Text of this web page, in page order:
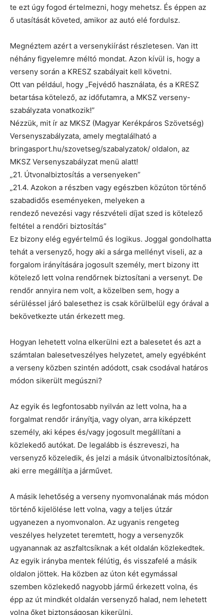
te ezt úgy fogod értelmezni, hogy mehetsz. És éppen az
ő utasítását követed, amikor az autó elé fordulsz.
Megnéztem azért a versenykiírást részletesen. Van itt
néhány figyelemre méltó mondat. Azon kívül is, hogy a
verseny során a KRESZ szabályait kell követni.
Ott van például, hogy „Fejvédő használata, és a KRESZ
betartása kötelező, az időfutamra, a MKSZ verseny-
szabályzata vonatkozik!”
Nézzük, mit ír az MKSZ (Magyar Kerékpáros Szövetség)
Versenyszabályzata, amely megtalálható a
bringasport.hu/szovetseg/szabalyzatok/ oldalon, az
MKSZ Versenyszabályzat menü alatt!
„21. Útvonalbiztosítás a versenyeken”
„21.4. Azokon a részben vagy egészben közúton történő
szabadidős eseményeken, melyeken a
rendező nevezési vagy részvételi díjat szed is kötelező
feltétel a rendőri biztosítás”
Ez bizony elég egyértelmű és logikus. Joggal gondolhatta
tehát a versenyző, hogy aki a sárga mellényt viseli, az a
forgalom irányítására jogosult személy, mert bizony itt
kötelező lett volna rendőrnek biztosítani a versenyt. De
rendőr annyira nem volt, a közelben sem, hogy a
sérüléssel járó balesethez is csak körülbelül egy órával a
bekövetkezte után érkezett meg.
Hogyan lehetett volna elkerülni ezt a balesetet és azt a
számtalan balesetveszélyes helyzetet, amely egyébként
a verseny közben szintén adódott, csak csodával határos
módon sikerült megúszni?
Az egyik és legfontosabb nyilván az lett volna, ha a
forgalmat rendőr irányítja, vagy olyan, arra kiképzett
személy, aki képes és/vagy jogosult megállítani a
közlekedő autókat. De legalább is észreveszi, ha
versenyző közeledik, és jelzi a másik útvonalbiztosítónak,
aki erre megállítja a járművet.
A másik lehetőség a verseny nyomvonalának más módon
történő kijelölése lett volna, vagy a teljes útzár
ugyanezen a nyomvonalon. Az ugyanis rengeteg
veszélyes helyzetet teremtett, hogy a versenyzők
ugyanannak az aszfaltcsíknak a két oldalán közlekedtek.
Az egyik irányba mentek félútig, és visszafelé a másik
oldalon jöttek. Ha közben az úton két egymással
szemben közlekedő nagyobb jármű érkezett volna, és
épp az út mindkét oldalán versenyző halad, nem lehetett
volna őket biztonságosan kikerülni.